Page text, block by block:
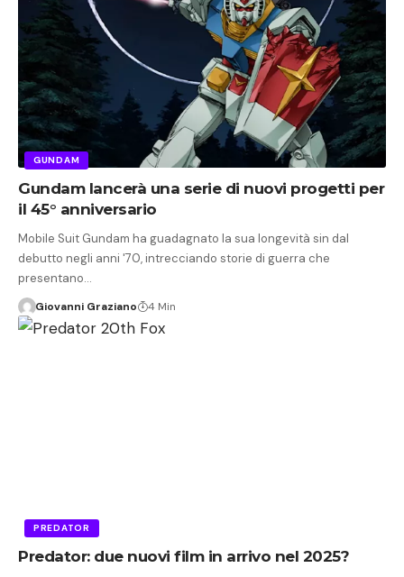
GUNDAM
Gundam lancerà una serie di nuovi progetti per
il 45° anniversario
Mobile Suit Gundam ha guadagnato la sua longevità sin dal
debutto negli anni '70, intrecciando storie di guerra che
presentano…
Giovanni Graziano 4 Min
PREDATOR
Predator: due nuovi film in arrivo nel 2025?